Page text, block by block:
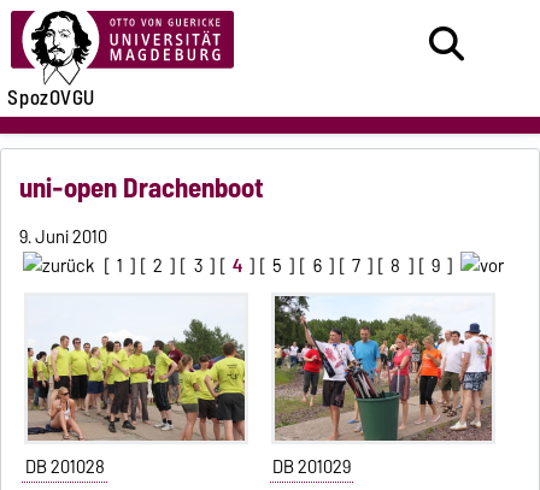
SpozOVGU
uni-open Drachenboot
9. Juni 2010
[ 1 ] [ 2 ] [ 3 ] [ 4 ] [ 5 ] [ 6 ] [ 7 ] [ 8 ] [ 9 ]
DB 201028 DB 201029